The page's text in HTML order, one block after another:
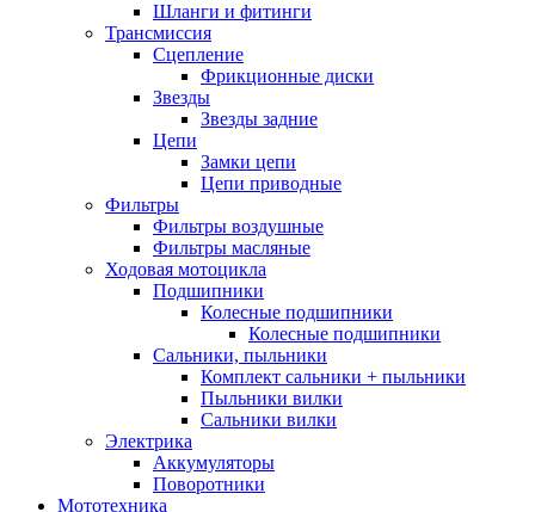
Шланги и фитинги
Трансмиссия
Cцепление
Фрикционные диски
Звезды
Звезды задние
Цепи
Замки цепи
Цепи приводные
Фильтры
Фильтры воздушные
Фильтры масляные
Ходовая мотоцикла
Подшипники
Колесные подшипники
Колесные подшипники
Сальники, пыльники
Комплект сальники + пыльники
Пыльники вилки
Сальники вилки
Электрика
Аккумуляторы
Поворотники
Мототехника